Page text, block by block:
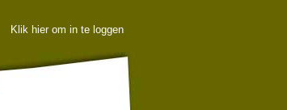
Klik hier om in te loggen